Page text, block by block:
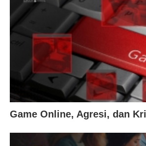
Game Online, Agresi, dan